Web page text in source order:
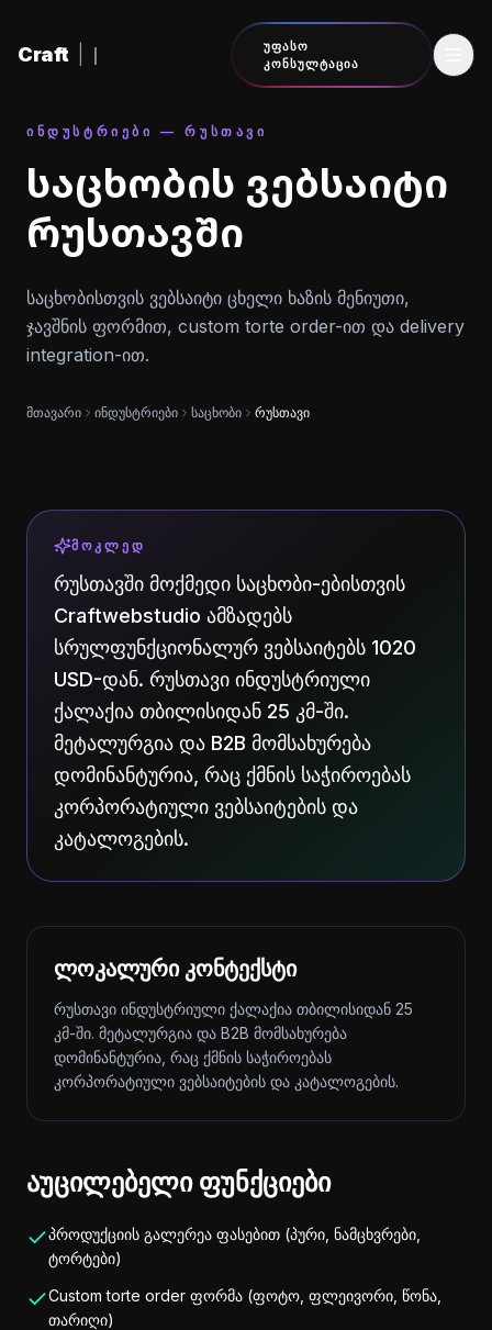
Craft
ᲣᲤᲐᲡᲝ
ᲙᲝᲜᲡᲣᲚᲢᲐᲪᲘᲐ
ᲘᲜᲓᲣᲡᲢᲠᲘᲔᲑᲘ — ᲠᲣᲡᲗᲐᲕᲘ
საცხობის ვებსაიტი
რუსთავში
საცხობისთვის ვებსაიტი ცხელი ხაზის მენიუთი,
ჯავშნის ფორმით, custom torte order-ით და delivery
integration-ით.
მთავარი ინდუსტრიები საცხობი რუსთავი
ᲛᲝᲙᲚᲔᲓ
რუსთავში მოქმედი საცხობი-ებისთვის
Craftwebstudio ამზადებს
სრულფუნქციონალურ ვებსაიტებს 1020
USD-დან. რუსთავი ინდუსტრიული
ქალაქია თბილისიდან 25 კმ-ში.
მეტალურგია და B2B მომსახურება
დომინანტურია, რაც ქმნის საჭიროებას
კორპორატიული ვებსაიტების და
კატალოგების.
ლოკალური კონტექსტი
რუსთავი ინდუსტრიული ქალაქია თბილისიდან 25
კმ-ში. მეტალურგია და B2B მომსახურება
დომინანტურია, რაც ქმნის საჭიროებას
კორპორატიული ვებსაიტების და კატალოგების.
აუცილებელი ფუნქციები
პროდუქციის გალერეა ფასებით (პური, ნამცხვრები,
ტორტები)
Custom torte order ფორმა (ფოტო, ფლეივორი, წონა,
თარიღი)